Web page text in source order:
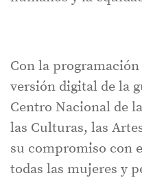
Con la
versión digital de la
Centro Nacional de
las Culturas, las
su compromiso con
todas las mujeres y